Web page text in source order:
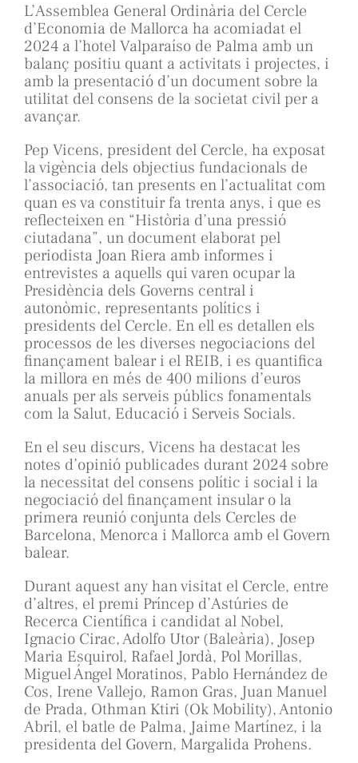
L’Assemblea General Ordinària del Cercle
d’Economia de Mallorca ha acomiadat el
2024 a l’hotel Valparaíso de Palma amb un
balanç positiu quant a activitats i projectes, i
amb la presentació d’un document sobre la
utilitat del consens de la societat civil per a
avançar.
Pep Vicens, president del Cercle, ha exposat
la vigència dels objectius fundacionals de
l’associació, tan presents en l’actualitat com
quan es va constituir fa trenta anys, i que es
reflecteixen en “Història d’una pressió
ciutadana”, un document elaborat pel
periodista Joan Riera amb informes i
entrevistes a aquells qui varen ocupar la
Presidència dels Governs central i
autonòmic, representants polítics i
presidents del Cercle. En ell es detallen els
processos de les diverses negociacions del
finançament balear i el REIB, i es quantifica
la millora en més de 400 milions d’euros
anuals per als serveis públics fonamentals
com la Salut, Educació i Serveis Socials.
En el seu discurs, Vicens ha destacat les
notes d’opinió publicades durant 2024 sobre
la necessitat del consens polític i social i la
negociació del finançament insular o la
primera reunió conjunta dels Cercles de
Barcelona, Menorca i Mallorca amb el Govern
balear.
Durant aquest any han visitat el Cercle, entre
d’altres, el premi Príncep d’Astúries de
Recerca Científica i candidat al Nobel,
Ignacio Cirac, Adolfo Utor (Baleària), Josep
Maria Esquirol, Rafael Jordà, Pol Morillas,
Miguel Ángel Moratinos, Pablo Hernández de
Cos, Irene Vallejo, Ramon Gras, Juan Manuel
de Prada, Othman Ktiri (Ok Mobility), Antonio
Abril, el batle de Palma, Jaime Martínez, i la
presidenta del Govern, Margalida Prohens.